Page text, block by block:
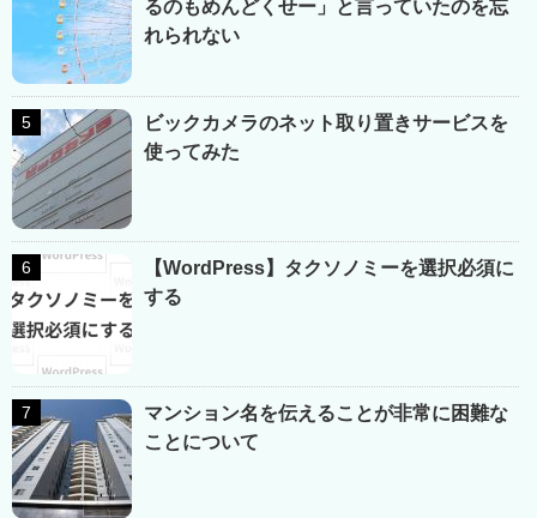
るのもめんどくせー」と言っていたのを忘
れられない
ビックカメラのネット取り置きサービスを
使ってみた
【WordPress】タクソノミーを選択必須に
する
マンション名を伝えることが非常に困難な
ことについて